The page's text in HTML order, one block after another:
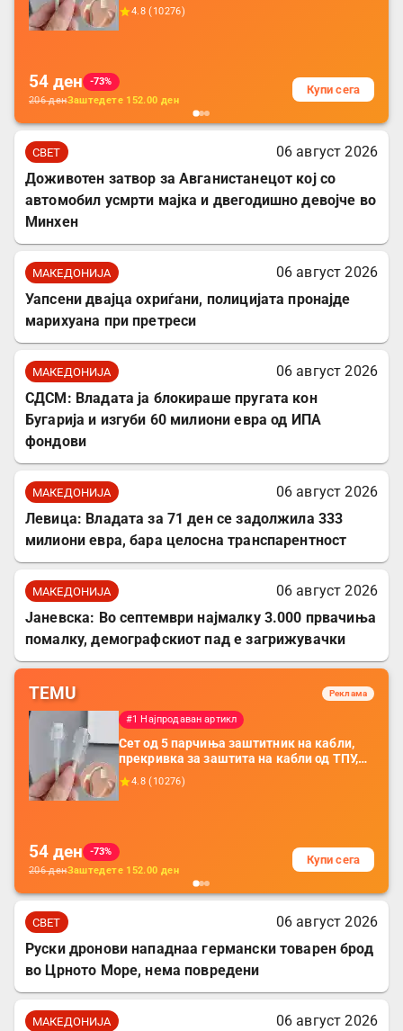
додатоци за заштита на кабли, без
батерија, за мобилни телефони, комплет
4.8 ( 10276)
54 ден
-73%
206денЗаштедете 152.00 ден
Купи сега
СВЕТ
06 август 2026
Доживотен затвор за Авганистанецот кој со
автомобил усмрти мајка и двегодишно девојче во
Минхен
МАКЕДОНИЈА
06 август 2026
Уапсени двајца охриѓани, полицијата пронајде
марихуана при претреси
МАКЕДОНИЈА
06 август 2026
СДСМ: Владата ја блокираше пругата кон
Бугарија и изгуби 60 милиони евра од ИПА
фондови
МАКЕДОНИЈА
06 август 2026
Левица: Владата за 71 ден се задолжила 333
милиони евра, бара целосна транспарентност
МАКЕДОНИЈА
06 август 2026
Јаневска: Во септември најмалку 3.000 првачиња
помалку, демографскиот пад е загрижувачки
TEMU Реклама
#1 Најпродаван артикл
Сет од 5 парчиња заштитник на кабли,
прекривка за заштита на кабли од ТПУ,
додатоци за заштита на кабли, без
батерија, за мобилни телефони, комплет
4.8 ( 10276)
54 ден
-73%
206денЗаштедете 152.00 ден
Купи сега
СВЕТ
06 август 2026
Руски дронови нападнаа германски товарен брод
во Црното Море, нема повредени
МАКЕДОНИЈА 06 август 2026